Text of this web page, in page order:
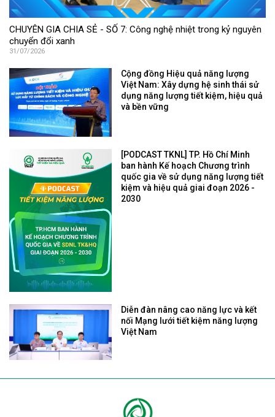
CHUYÊN GIA CHIA SẺ - SỐ 7: Công nghệ nhiệt trong kỷ nguyên
chuyển đổi xanh
31/07/2026
Cộng đồng Hiệu quả năng lượng
Việt Nam: Xây dựng hệ sinh thái sử
dụng năng lượng tiết kiệm, hiệu quả
và bền vững
[PODCAST TKNL] TP. Hồ Chí Minh
ban hành Kế hoạch Chương trình
quốc gia về sử dụng năng lượng tiết
kiệm và hiệu quả giai đoạn 2026 -
2030
Diễn đàn nâng cao năng lực và kết
nối Mạng lưới tiết kiệm năng lượng
Việt Nam